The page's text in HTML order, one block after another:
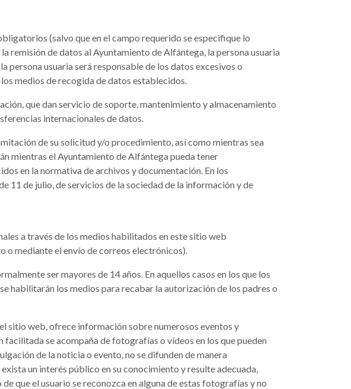
(salvo que en el campo requerido se especifique lo
remisión de datos al Ayuntamiento de Alfántega, la persona usuaria
persona usuaria será responsable de los datos excesivos o
medios de recogida de datos establecidos.
que dan servicio de soporte, mantenimiento y almacenamiento
internacionales de datos.
de su solicitud y/o procedimiento, así como mientras sea
mientras el Ayuntamiento de Alfántega pueda tener
en la normativa de archivos y documentación. En los
11 de julio, de servicios de la sociedad de la información y de
a través de los medios habilitados en este sitio web
mediante el envío de correos electrónicos).
ser mayores de 14 años. En aquellos casos en los que los
habilitarán los medios para recabar la autorización de los padres o
sitio web, ofrece información sobre numerosos eventos y
se acompaña de fotografías o vídeos en los que pueden
de la noticia o evento, no se difunden de manera
un interés público en su conocimiento y resulte adecuada,
que el usuario se reconozca en alguna de estas fotografías y no